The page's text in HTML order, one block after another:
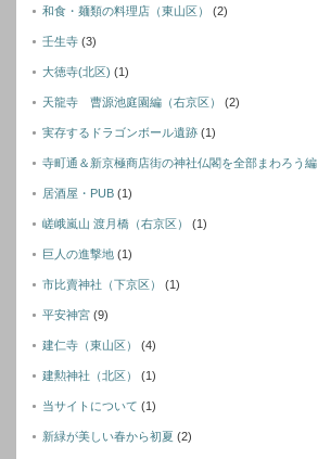
和食・麺類の料理店（東山区） (2)
壬生寺 (3)
大徳寺(北区) (1)
天龍寺 曹源池庭園編（右京区） (2)
実存するドラゴンボール遺跡 (1)
寺町通＆新京極商店街の神社仏閣を全部まわろう編
居酒屋・PUB (1)
嵯峨嵐山 渡月橋（右京区） (1)
巨人の進撃地 (1)
市比賣神社（下京区） (1)
平安神宮 (9)
建仁寺（東山区） (4)
建勲神社（北区） (1)
当サイトについて (1)
新緑が美しい春から初夏 (2)